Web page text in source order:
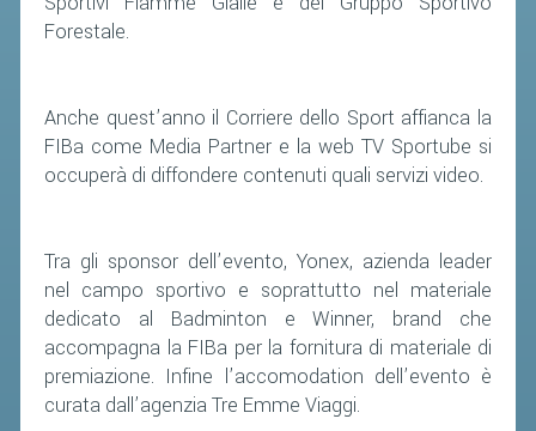
Forestale.
Anche quest’anno il Corriere dello Sport affianca la
FIBa come Media Partner e la web TV Sportube si
occuperà di diffondere contenuti quali servizi video.
Tra gli sponsor dell’evento, Yonex, azienda leader
nel campo sportivo e soprattutto nel materiale
dedicato al Badminton e Winner, brand che
accompagna la FIBa per la fornitura di materiale di
premiazione. Infine l’accomodation dell’evento è
curata dall’agenzia Tre Emme Viaggi.
PROMOZIONE
PROGETTO SHUTTLE TIME
TROFEO CONI
ENTI DI PROMOZIONE SPORTIVA
PROGETTI CONI
PROGETTI SPORT E SALUTE